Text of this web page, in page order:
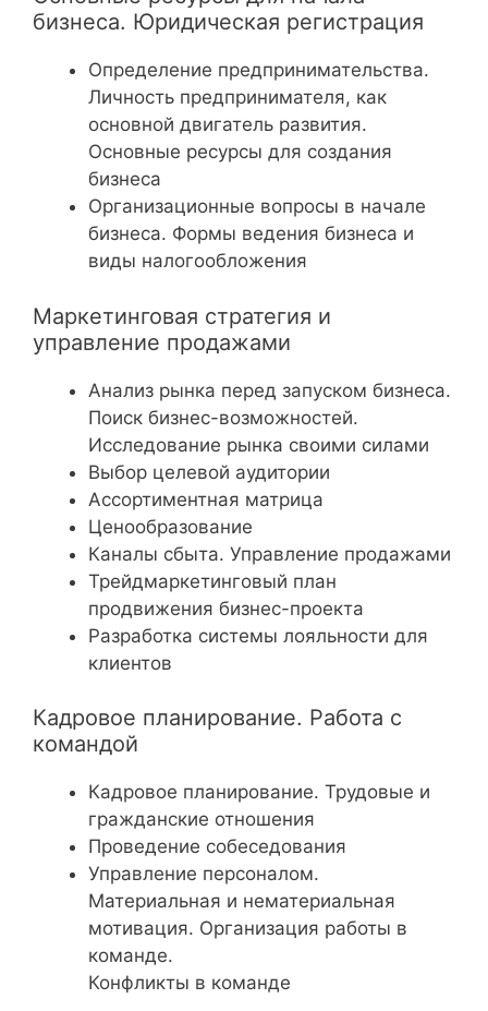
бизнеса. Юридическая регистрация
Определение предпринимательства.
Личность предпринимателя, как
основной двигатель развития.
Основные ресурсы для создания
бизнеса
Организационные вопросы в начале
бизнеса. Формы ведения бизнеса и
виды налогообложения
Маркетинговая стратегия и
управление продажами
Анализ рынка перед запуском бизнеса.
Поиск бизнес-возможностей.
Исследование рынка своими силами
Выбор целевой аудитории
Ассортиментная матрица
Ценообразование
Каналы сбыта. Управление продажами
Трейдмаркетинговый план
продвижения бизнес-проекта
Разработка системы лояльности для
клиентов
Кадровое планирование. Работа с
командой
Кадровое планирование. Трудовые и
гражданские отношения
Проведение собеседования
Управление персоналом.
Материальная и нематериальная
мотивация. Организация работы в
команде.
Конфликты в команде